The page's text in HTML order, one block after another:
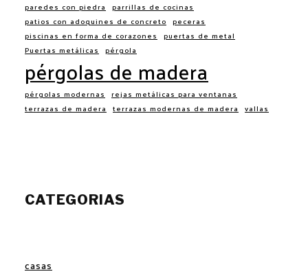
paredes con piedra parrillas de cocinas
patios con adoquines de concreto peceras
piscinas en forma de corazones puertas de metal
Puertas metálicas pérgola
pérgolas de madera
pérgolas modernas rejas metálicas para ventanas
terrazas de madera terrazas modernas de madera vallas
CATEGORIAS
casas